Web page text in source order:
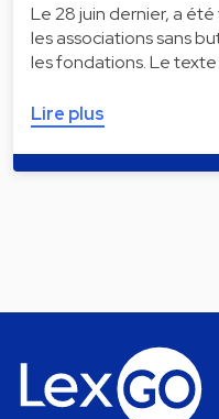
Le 28 juin dernier, a
les associations sans
les fondations. Le
Lire plus